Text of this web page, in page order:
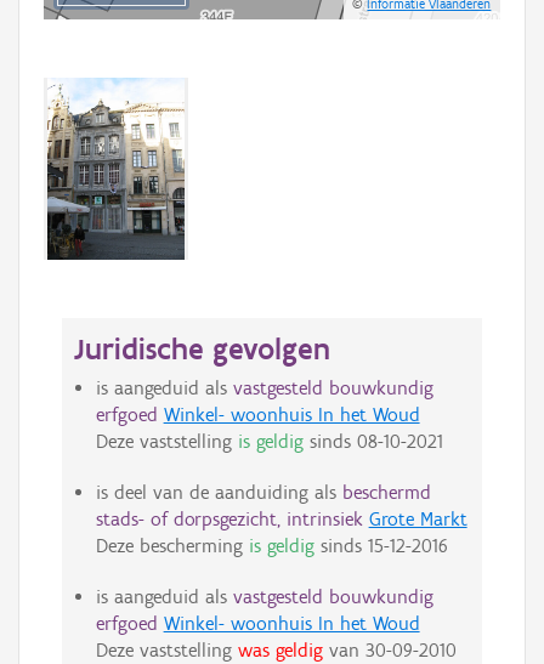
©Informatie Vlaanderen
Juridische gevolgen
is aangeduid als vastgesteld bouwkundig
erfgoed Winkel- woonhuis In het Woud
Deze vaststelling is geldigsinds 08-10-2021
is deel van de aanduiding als beschermd
stads- of dorpsgezicht, intrinsiek Grote Markt
Deze bescherming is geldigsinds 15-12-2016
is aangeduid als vastgesteld bouwkundig
erfgoed Winkel- woonhuis In het Woud
Deze vaststelling was geldigvan 30-09-2010